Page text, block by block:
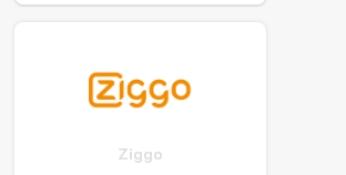
Ziggo